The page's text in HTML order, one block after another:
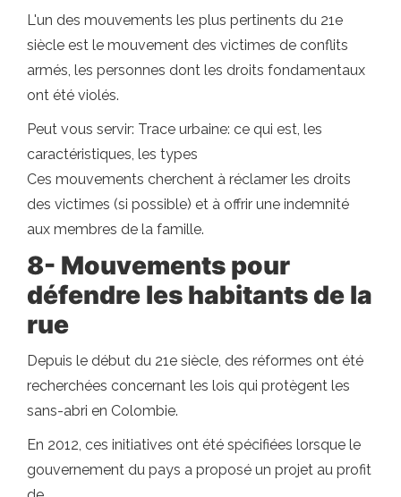
L'un des mouvements les plus pertinents du 21e
siècle est le mouvement des victimes de conflits
armés, les personnes dont les droits fondamentaux
ont été violés.
Peut vous servir: Trace urbaine: ce qui est, les
caractéristiques, les types
Ces mouvements cherchent à réclamer les droits
des victimes (si possible) et à offrir une indemnité
aux membres de la famille.
8- Mouvements pour
défendre les habitants de la
rue
Depuis le début du 21e siècle, des réformes ont été
recherchées concernant les lois qui protègent les
sans-abri en Colombie.
En 2012, ces initiatives ont été spécifiées lorsque le
gouvernement du pays a proposé un projet au profit